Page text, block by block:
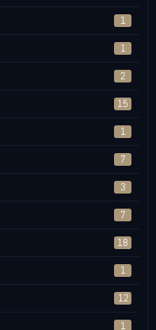
1
1
2
15
1
7
3
7
18
1
12
1